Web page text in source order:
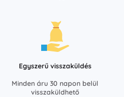
Egyszerű visszaküldés
Minden áru 30 napon belül
visszaküldhető